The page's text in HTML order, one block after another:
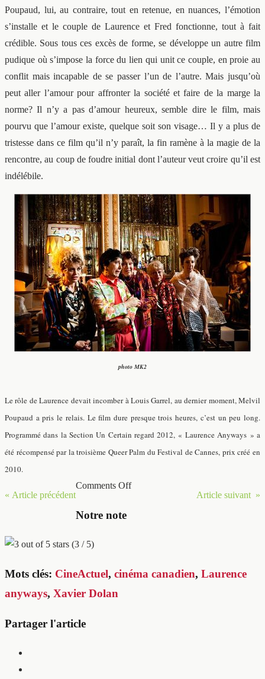
Poupaud, lui, au contraire, tout en retenue, en nuances, l’émotion
s’installe et le couple de Laurence et Fred fonctionne, tout à fait
crédible. Sous tous ces excès de forme, se développe un autre film
pudique où s’impose la force du lien qui unit ce couple, en proie au
conflit mais incapable de se passer l’un de l’autre. Mais jusqu’où
peut aller l’amour pour affronter la société et faire de la marge la
norme? Il n’y a pas d’amour heureux, semble dire le film, mais
pourvu que l’amour existe, quelque soit son visage… Il y a plus de
tristesse dans ce film qu’il n’y paraît, la fin ramène à la magie de la
rencontre, au coup de foudre initial dont l’auteur veut croire qu’il est
indélébile.
photo MK2
Le rôle de Laurence devait incomber à Louis Garrel, au dernier moment, Melvil
Poupaud a pris le relais. Le film dure presque trois heures, c’est un peu long.
Programmé dans la Section Un Certain regard 2012, « Laurence Anyways » a
été récompensé par la troisième Queer Palm du Festival de Cannes, prix créé en
2010.
« Article précédent Article suivant »
Comments Off
Notre note
(3 / 5)
Mots clés: CineActuel, cinéma canadien, Laurence
anyways, Xavier Dolan
Partager l'article